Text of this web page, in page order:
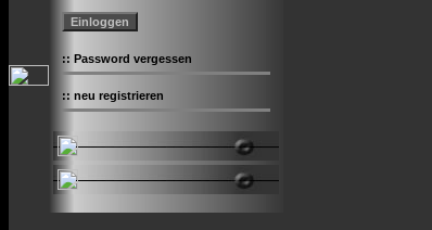
:: Password vergessen
:: neu registrieren